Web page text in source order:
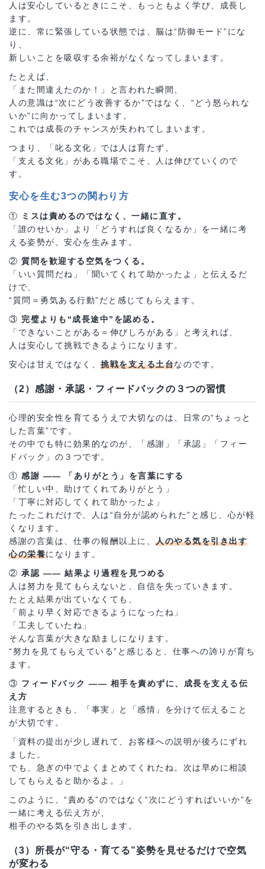
人は安心しているときにこそ、もっともよく学び、成長し
ます。
逆に、常に緊張している状態では、脳は“防御モード”にな
り、
新しいことを吸収する余裕がなくなってしまいます。
たとえば、
「また間違えたのか！」と言われた瞬間、
人の意識は“次にどう改善するか”ではなく、“どう怒られな
いか”に向かってしまいます。
これでは成長のチャンスが失われてしまいます。
つまり、「叱る文化」では人は育たず、
「支える文化」がある職場でこそ、人は伸びていくので
す。
安心を生む3つの関わり方
①
ミスは責めるのではなく、一緒に直す。
「誰のせいか」より「どうすれば良くなるか」を一緒に考
える姿勢が、安心を生みます。
② 質問を歓迎する空気をつくる。
「いい質問だね」「聞いてくれて助かったよ」と伝えるだ
けで、
“質問＝勇気ある行動”だと感じてもらえます。
③ 完璧よりも“成長途中”を認める。
「できないことがある＝伸びしろがある」と考えれば、
人は安心して挑戦できるようになります。
安心は甘えではなく、 挑戦を支える土台なのです。
（2）感謝・承認・フィードバックの３つの習慣
心理的安全性を育てるうえで大切なのは、日常の“ちょっと
した言葉”です。
その中でも特に効果的なのが、「感謝」「承認」「フィー
ドバック」の３つです。
① 感謝 ―― 「ありがとう」を言葉にする
「忙しい中、助けてくれてありがとう」
「丁寧に対応してくれて助かったよ」
たったこれだけで、人は“自分が認められた”と感じ、心が軽
くなります。
感謝の言葉は、仕事の報酬以上に、 人のやる気を引き出す
心の栄養になります。
② 承認 ―― 結果より過程を見つめる
人は努力を見てもらえないと、自信を失っていきます。
たとえ結果が出ていなくても、
「前より早く対応できるようになったね」
「工夫していたね」
そんな言葉が大きな励ましになります。
“努力を見てもらえている”と感じると、仕事への誇りが育ち
ます。
③ フィードバック ―― 相手を責めずに、成長を支える伝
え方
注意するときも、「事実」と「感情」を分けて伝えること
が大切です。
「資料の提出が少し遅れて、お客様への説明が後ろにずれ
ました。
でも、急ぎの中でよくまとめてくれたね。次は早めに相談
してもらえると助かるよ。」
このように、“責める”のではなく“次にどうすればいいか”を
一緒に考える伝え方が、
相手のやる気を引き出します。
（3）所長が“守る・育てる”姿勢を見せるだけで空気
が変わる